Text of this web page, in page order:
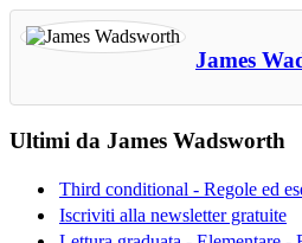
James
Ultimi da James Wadsworth
Third conditional - Regole ed
Iscriviti alla newsletter gratuite